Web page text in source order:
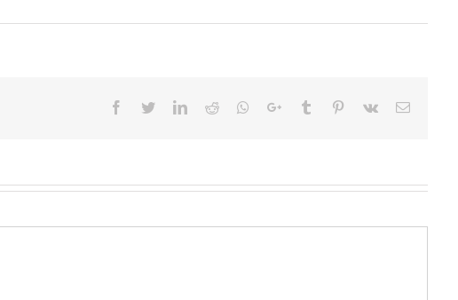
Facebook
TwitterLinkedIn
RedditWhatsapp
Google+Tumblr Pinterest
Vk Email